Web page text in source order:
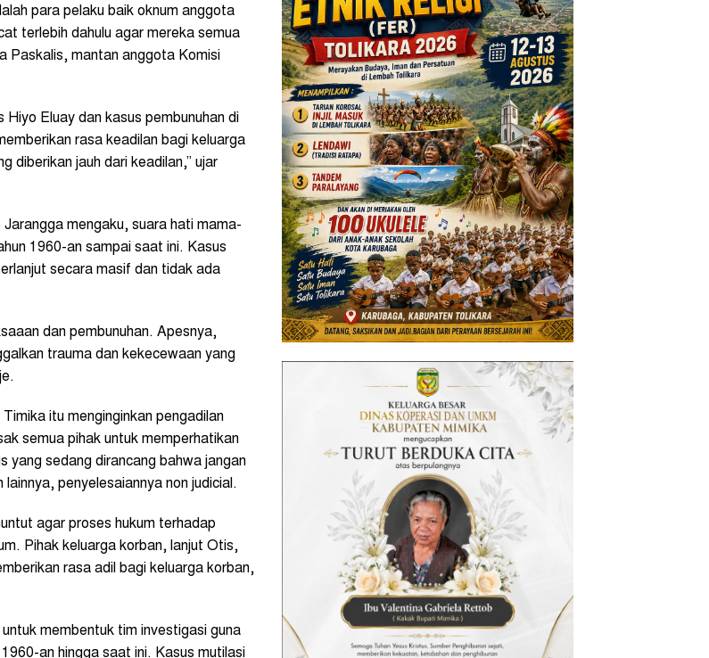
para pelaku baik oknum anggota
terlebih dahulu agar mereka semua
Paskalis, mantan anggota Komisi
Eluay dan kasus pembunuhan di
rasa keadilan bagi keluarga
diberikan jauh dari keadilan,” ujar
mengaku, suara hati mama-
1960-an sampai saat ini. Kasus
secara masif dan tidak ada
dan pembunuhan. Apesnya,
trauma dan kekecewaan yang
itu menginginkan pengadilan
semua pihak untuk memperhatikan
yang sedang dirancang bahwa jangan
penyelesaiannya non judicial.
agar proses hukum terhadap
Pihak keluarga korban, lanjut Otis,
rasa adil bagi keluarga korban,
membentuk tim investigasi guna
an hingga saat ini. Kasus mutilasi